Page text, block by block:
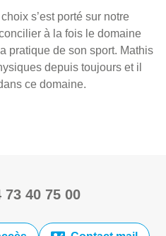
s’est porté sur notre
à la fois le domaine
pratique de son sport. Mathis
depuis toujours et il
ce domaine.
73 40 75 00